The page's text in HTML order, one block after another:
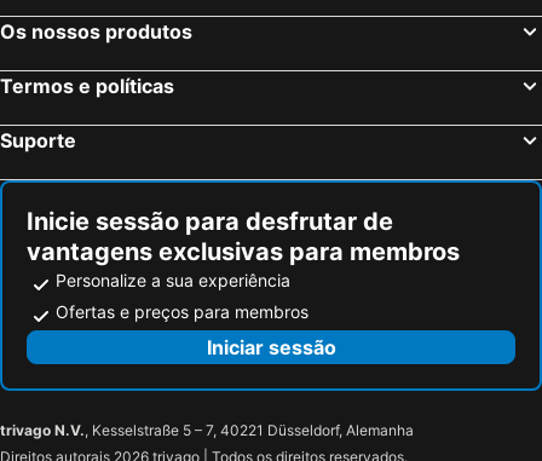
Os nossos produtos
Termos e políticas
Suporte
Inicie sessão para desfrutar de
vantagens exclusivas para membros
Personalize a sua experiência
Ofertas e preços para membros
Iniciar sessão
trivago N.V., Kesselstraße 5 – 7, 40221 Düsseldorf, Alemanha
Direitos autorais 2026 trivago | Todos os direitos reservados.